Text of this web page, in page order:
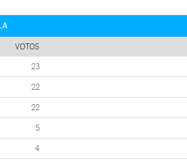
VOTOS
23
22
22
5
4